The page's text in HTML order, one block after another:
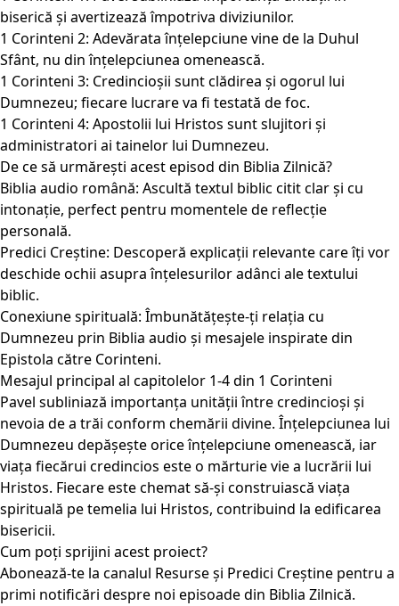
biserică și avertizează împotriva diviziunilor.
1 Corinteni 2: Adevărata înțelepciune vine de la Duhul
Sfânt, nu din înțelepciunea omenească.
1 Corinteni 3: Credincioșii sunt clădirea și ogorul lui
Dumnezeu; fiecare lucrare va fi testată de foc.
1 Corinteni 4: Apostolii lui Hristos sunt slujitori și
administratori ai tainelor lui Dumnezeu.
De ce să urmărești acest episod din Biblia Zilnică?
Biblia audio română: Ascultă textul biblic citit clar și cu
intonație, perfect pentru momentele de reflecție
personală.
Predici Creștine: Descoperă explicații relevante care îți vor
deschide ochii asupra înțelesurilor adânci ale textului
biblic.
Conexiune spirituală: Îmbunătățește-ți relația cu
Dumnezeu prin Biblia audio și mesajele inspirate din
Epistola către Corinteni.
Mesajul principal al capitolelor 1-4 din 1 Corinteni
Pavel subliniază importanța unității între credincioși și
nevoia de a trăi conform chemării divine. Înțelepciunea lui
Dumnezeu depășește orice înțelepciune omenească, iar
viața fiecărui credincios este o mărturie vie a lucrării lui
Hristos. Fiecare este chemat să-și construiască viața
spirituală pe temelia lui Hristos, contribuind la edificarea
bisericii.
Cum poți sprijini acest proiect?
Abonează-te la canalul Resurse și Predici Creștine pentru a
primi notificări despre noi episoade din Biblia Zilnică.